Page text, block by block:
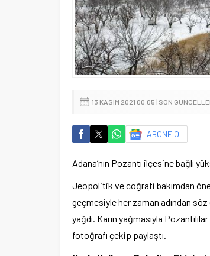
13 KASIM 2021 00:05 | SON
ABONE OL
Adana’nın Pozantı ilçesine bağlı
Jeopolitik ve coğrafi bakımdan
geçmesiyle her zaman adından söz
yağdı. Karın yağmasıyla
fotoğrafı çekip paylaştı.